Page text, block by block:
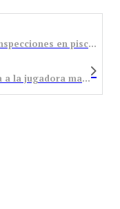
Sanidad realizó el año pasado 4.184 inspecciones en piscinas y 371 en zonas de baño
El Bembibre HC incorpora a su plantilla a la jugadora madrileña Carolina Monedero